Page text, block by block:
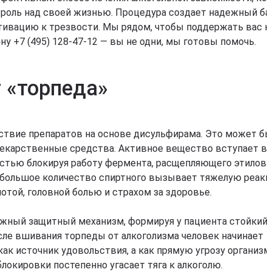
над своей жизнью. Процедура создает надежный
к трезвости. Мы рядом, чтобы поддержать вас
+7 (495) 128-47-12 — вы не одни, мы готовы помочь.
препаратов на основе дисульфирама. Это может
средства. Активное вещество вступает в
блокируя работу фермента, расщепляющего
количество спиртного вызывает тяжелую
головной болью и страхом за здоровье.
защитный механизм, формируя у пациента стойкий
вшивания торпеды от алкоголизма человек начинает
источник удовольствия, а как прямую угрозу
постепенно угасает тяга к алкоголю.